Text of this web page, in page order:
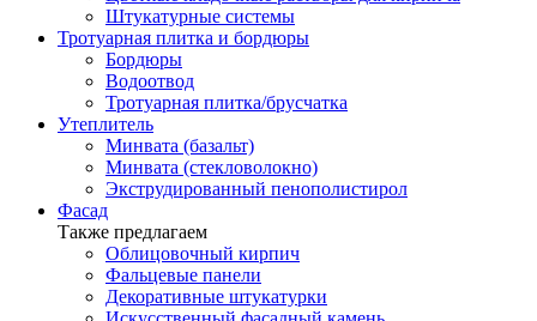
Штукатурные системы
Тротуарная плитка и бордюры
Бордюры
Водоотвод
Тротуарная плитка/брусчатка
Утеплитель
Минвата (базальт)
Минвата (стекловолокно)
Экструдированный пенополистирол
Фасад
Также предлагаем
Облицовочный кирпич
Фальцевые панели
Декоративные штукатурки